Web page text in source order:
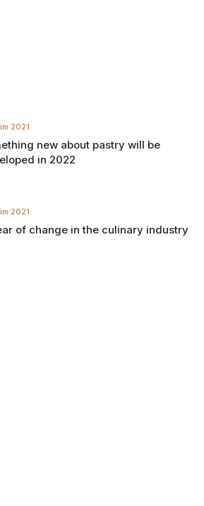
2021
new about pastry will be
in 2022
2021
of change in the culinary industry